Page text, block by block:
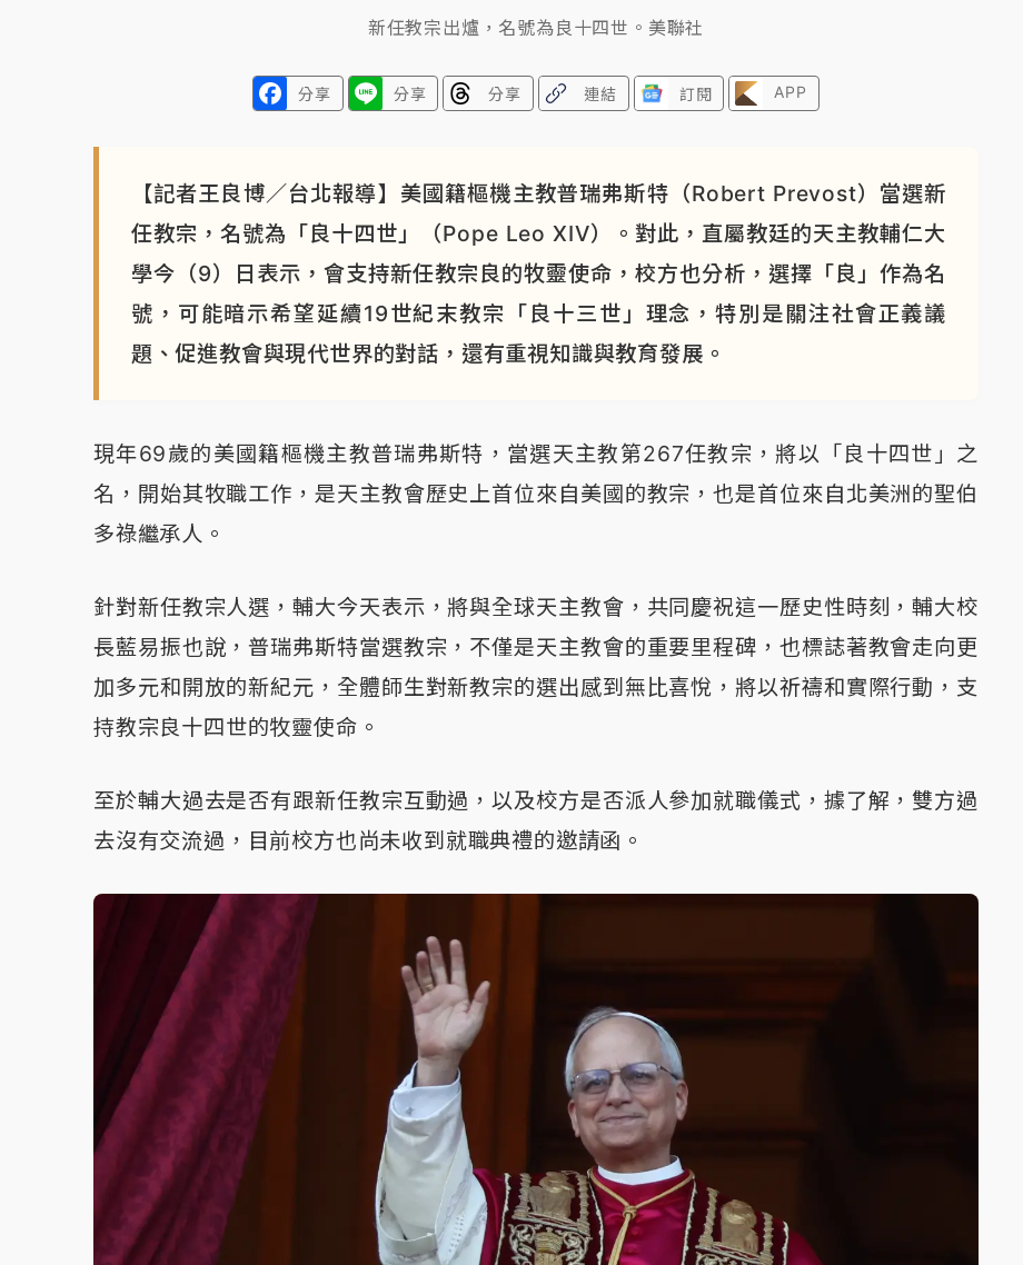
新任教宗出爐，名號為良十四世。美聯社
分享 分享 分享 連結 訂閱 APP
【記者王良博／台北報導】美國籍樞機主教普瑞弗斯特（Robert Prevost）當選新
任教宗，名號為「良十四世」（Pope Leo XIV）。對此，直屬教廷的天主教輔仁大
學今（9）日表示，會支持新任教宗良的牧靈使命，校方也分析，選擇「良」作為名
號，可能暗示希望延續19世紀末教宗「良十三世」理念，特別是關注社會正義議
題、促進教會與現代世界的對話，還有重視知識與教育發展。
現年69歲的美國籍樞機主教普瑞弗斯特，當選天主教第267任教宗，將以「良十四世」之
名，開始其牧職工作，是天主教會歷史上首位來自美國的教宗，也是首位來自北美洲的聖伯
多祿繼承人。
針對新任教宗人選，輔大今天表示，將與全球天主教會，共同慶祝這一歷史性時刻，輔大校
長藍易振也說，普瑞弗斯特當選教宗，不僅是天主教會的重要里程碑，也標誌著教會走向更
加多元和開放的新紀元，全體師生對新教宗的選出感到無比喜悅，將以祈禱和實際行動，支
持教宗良十四世的牧靈使命。
至於輔大過去是否有跟新任教宗互動過，以及校方是否派人參加就職儀式，據了解，雙方過
去沒有交流過，目前校方也尚未收到就職典禮的邀請函。